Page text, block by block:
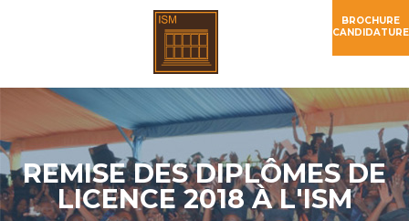
REMISE DES DIPLÔMES DE
LICENCE 2018 À L'ISM
BROCHURE
CANDIDATURE